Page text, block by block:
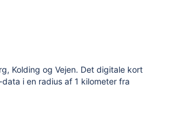
Kolding og Vejen. Det digitale kort
i en radius af 1 kilometer fra